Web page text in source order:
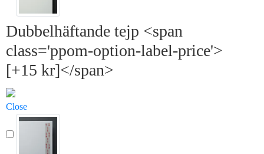
Dubbelhäftande tejp <span
class='ppom-option-label-price'>
[+15 kr]</span>
Close